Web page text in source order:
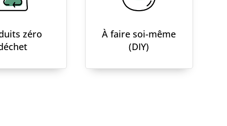
zéro
À faire soi-même
(DIY)